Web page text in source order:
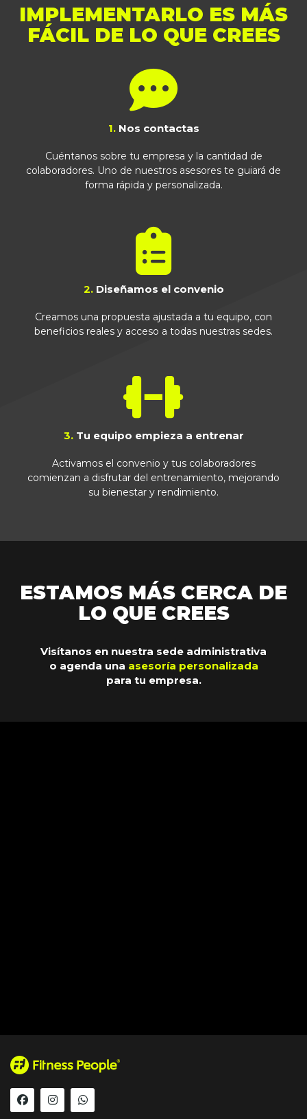
IMPLEMENTARLO ES MÁS
FÁCIL DE LO QUE CREES
1. Nos contactas
Cuéntanos sobre tu empresa y la cantidad de
colaboradores. Uno de nuestros asesores te guiará de
forma rápida y personalizada.
2. Diseñamos el convenio
Creamos una propuesta ajustada a tu equipo, con
beneficios reales y acceso a todas nuestras sedes.
3. Tu equipo empieza a entrenar
Activamos el convenio y tus colaboradores
comienzan a disfrutar del entrenamiento, mejorando
su bienestar y rendimiento.
ESTAMOS MÁS CERCA DE
LO QUE CREES
Visítanos en nuestra sede administrativa
o agenda una asesoría personalizada
para tu empresa.